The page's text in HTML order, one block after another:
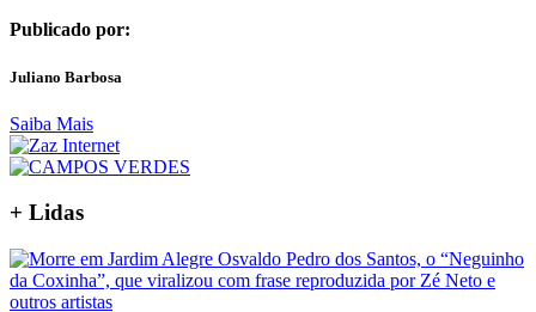
Publicado por:
Juliano Barbosa
Saiba Mais
+ Lidas